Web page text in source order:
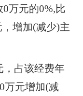
万元的0%,比
增加(减少)主
占该经费年
万元增加(减